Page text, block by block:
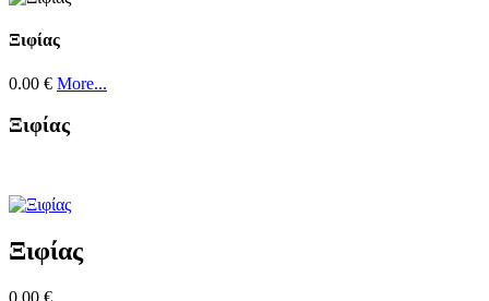
Ξιφίας
0.00 € More...
Ξιφίας
Ξιφίας
0.00 €